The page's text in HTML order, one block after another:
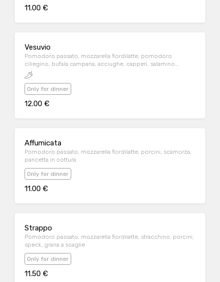
11.00 €
Vesuvio
Pomodoro passato, mozzarella fiordilatte, pomodoro
ciliegino, bufala campana, acciughe, capperi, salamino
piccante
Only for dinner
12.00 €
Affumicata
Pomodoro passato, mozzarella fiordilatte, porcini, scamorza,
pancetta in cottura
Only for dinner
11.00 €
Strappo
Pomodoro passato, mozzarella fiordilatte, stracchino, porcini,
speck, grana a scaglie
Only for dinner
11.50 €